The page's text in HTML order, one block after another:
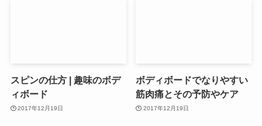
スピンの仕方 | 趣味のボデ
ィボード
2017年12月19日
ボディボードでなりやすい
筋肉痛とその予防やケア
2017年12月19日